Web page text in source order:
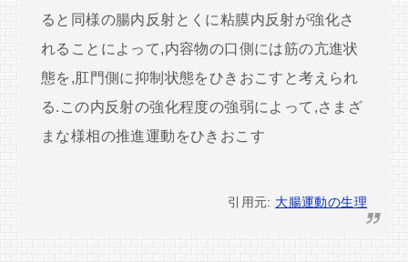
ると同様の腸内反射とくに粘膜内反射が強化さ
れることによって,内容物の口側には筋の亢進状
態を,肛門側に抑制状態をひきおこすと考えられ
る.この内反射の強化程度の強弱によって,さまざ
まな様相の推進運動をひきおこす
引用元: 大腸運動の生理